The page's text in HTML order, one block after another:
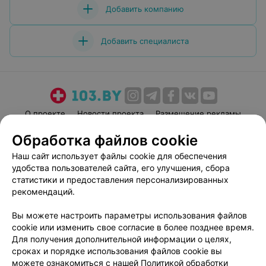
специалисты вызывают доверие и заслуживают самых
высоких оценок. От всей души рекомендую!
Добавить компанию
Добавить специалиста
О проекте Новости проекта
Размещение рекламы
Пользовательское соглашение
Способы оплаты
Вакансии
Партнеры
Написать руководителю 103.by
Персональные настройки cookie
Обработка персональных данных
Обработка файлов cookie
Наш сайт использует файлы cookie для обеспечения
удобства пользователей сайта, его улучшения, сбора
статистики и предоставления персонализированных
рекомендаций.
Вы можете настроить параметры использования файлов
cookie или изменить свое согласие в более позднее время.
Для получения дополнительной информации о целях,
сроках и порядке использования файлов cookie вы
можете ознакомиться с нашей Политикой обработки